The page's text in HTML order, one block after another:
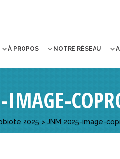
À PROPOS NOTRE RÉSEAU
2025 > JNM 2025-image-